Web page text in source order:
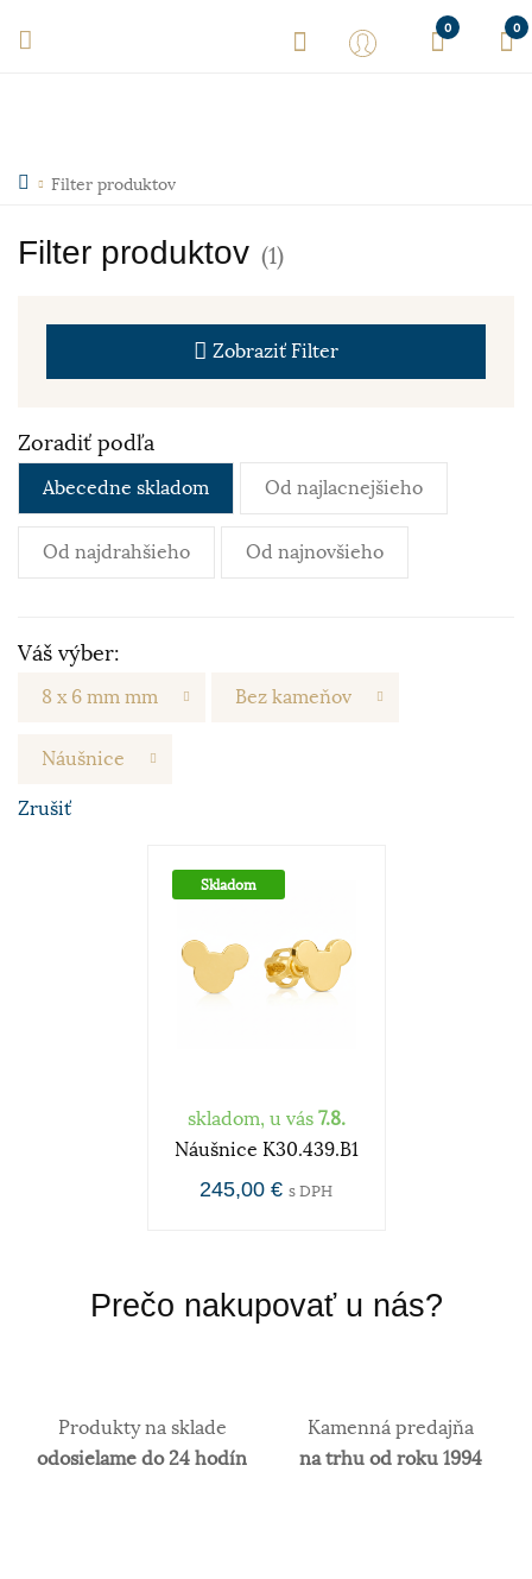
0 0
Filter produktov
Filter produktov (1)
Zobraziť Filter
Zoradiť podľa
Abecedne skladom Od najlacnejšieho
Od najdrahšieho Od najnovšieho
Váš výber:
8 x 6 mm mm Bez kameňov
Náušnice
Zrušiť
Skladom
skladom, u vás 7.8.
Náušnice K30.439.B1
245,00 € s DPH
Prečo nakupovať u nás?
Produkty na sklade
odosielame do 24 hodín
Kamenná predajňa
na trhu od roku 1994